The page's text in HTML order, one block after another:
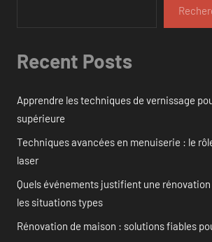
Recent Posts
Apprendre les techniques de vernissage
supérieure
Techniques avancées en menuiserie : le
laser
Quels événements justifient une
les situations types
Rénovation de maison : solutions fiables